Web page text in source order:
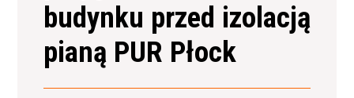
budynku przed izolacją
pianą PUR Płock